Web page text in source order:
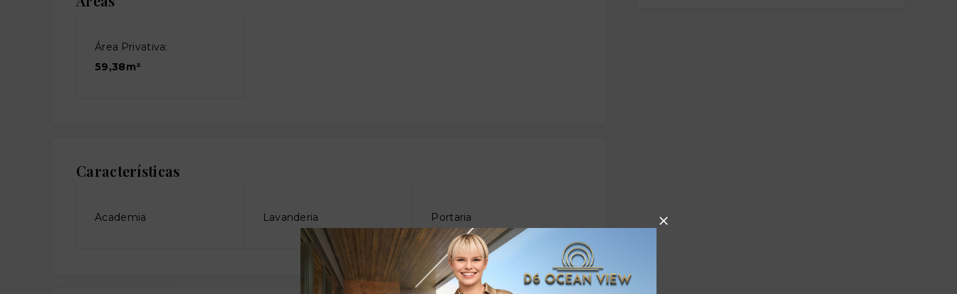
Área Privativa:
59,38m²
Características
Academia Lavanderia Portaria